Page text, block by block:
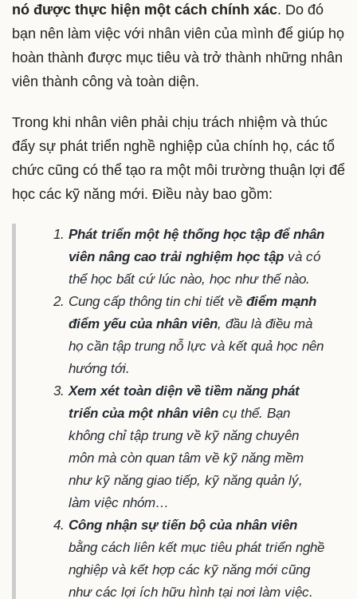
nó được thực hiện một cách chính xác. Do đó
bạn nên làm việc với nhân viên của mình để giúp họ
hoàn thành được mục tiêu và trở thành những nhân
viên thành công và toàn diện.
Trong khi nhân viên phải chịu trách nhiệm và thúc
đẩy sự phát triển nghề nghiệp của chính họ, các tổ
chức cũng có thể tạo ra một môi trường thuận lợi để
học các kỹ năng mới. Điều này bao gồm:
Phát triển một hệ thống học tập để nhân
viên nâng cao trải nghiệm học tậpvà có
thể học bất cứ lúc nào, học như thế nào.
Cung cấp thông tin chi tiết về điểm mạnh
điểm yếu của nhân viên, đầu là điều mà
họ cần tập trung nỗ lực và kết quả học nên
hướng tới.
Xem xét toàn diện về tiềm năng phát
triển của một nhân viêncụ thể. Bạn
không chỉ tập trung về kỹ năng chuyên
môn mà còn quan tâm về kỹ năng mềm
như kỹ năng giao tiếp, kỹ năng quản lý,
làm việc nhóm…
Công nhận sự tiến bộ của nhân viên
bằng cách liên kết mục tiêu phát triển nghề
nghiệp và kết hợp các kỹ năng mới cũng
như các lợi ích hữu hình tại nơi làm việc.